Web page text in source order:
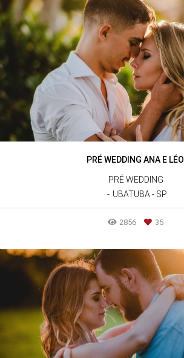
PRÉ WEDDING ANA E LÉO
PRÉ WEDDING
UBATUBA - SP
2856 35